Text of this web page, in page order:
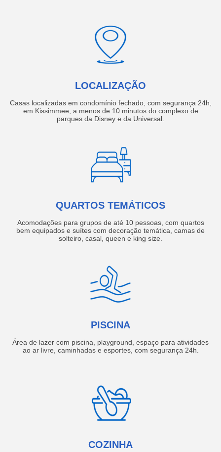
LOCALIZAÇÃO
Casas localizadas em condomínio fechado, com segurança 24h,
em Kissimmee, a menos de 10 minutos do complexo de
parques da Disney e da Universal.
QUARTOS TEMÁTICOS
Acomodações para grupos de até 10 pessoas, com quartos
bem equipados e suítes com decoração temática, camas de
solteiro, casal, queen e king size.
PISCINA
Área de lazer com piscina, playground, espaço para atividades
ao ar livre, caminhadas e esportes, com segurança 24h.
COZINHA